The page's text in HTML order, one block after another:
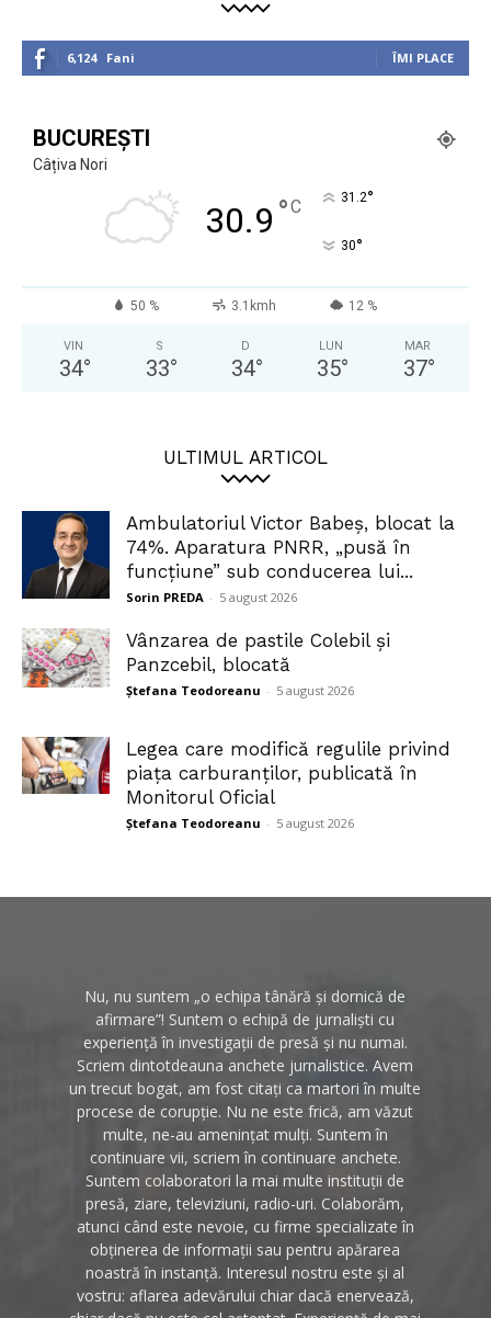
6,124 Fani ÎMI PLACE
BUCUREȘTI
Câțiva Nori
30.9 °C 31.2°
30°
50 % 3.1kmh 12 %
VIN
34°
S
33°
D
34°
LUN
35°
MAR
37°
ULTIMUL ARTICOL
Ambulatoriul Victor Babeș, blocat la
74%. Aparatura PNRR, „pusă în
funcțiune” sub conducerea lui...
Sorin PREDA - 5 august 2026
Vânzarea de pastile Colebil și
Panzcebil, blocată
Ștefana Teodoreanu - 5 august 2026
Legea care modifică regulile privind
piața carburanților, publicată în
Monitorul Oficial
Ștefana Teodoreanu - 5 august 2026
Nu, nu suntem „o echipa tânără și dornică de
afirmare”! Suntem o echipă de jurnaliști cu
experiență în investigații de presă și nu numai.
Scriem dintotdeauna anchete jurnalistice. Avem
un trecut bogat, am fost citați ca martori în multe
procese de corupție. Nu ne este frică, am văzut
multe, ne-au amenințat mulți. Suntem în
continuare vii, scriem în continuare anchete.
Suntem colaboratori la mai multe instituții de
presă, ziare, televiziuni, radio-uri. Colaborăm,
atunci când este nevoie, cu firme specializate în
obținerea de informații sau pentru apărarea
noastră în instanță. Interesul nostru este și al
vostru: aflarea adevărului chiar dacă enervează,